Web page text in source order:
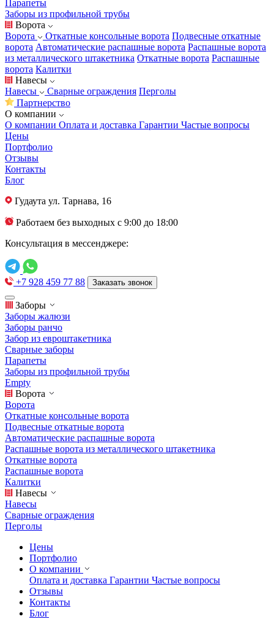
Парапеты
Заборы из профильной трубы
Ворота
Ворота
Откатные консольные ворота Подвесные откатные
ворота Автоматические распашные ворота Распашные ворота
из металлического штакетника Откатные ворота Распашные
ворота Калитки
Навесы
Навесы
Сварные ограждения Перголы
Партнерство
О компании
О компании Оплата и доставка Гарантии Частые вопросы
Цены
Портфолио
Отзывы
Контакты
Блог
Гудаута ул. Тарнава, 16
Работаем без выходных с 9:00 до 18:00
Консультация в мессенджере:
+7 928 459 77 88 Заказать звонок
Заборы
Заборы жалюзи
Заборы ранчо
Забор из евроштакетника
Сварные заборы
Парапеты
Заборы из профильной трубы
Empty
Ворота
Ворота
Откатные консольные ворота
Подвесные откатные ворота
Автоматические распашные ворота
Распашные ворота из металлического штакетника
Откатные ворота
Распашные ворота
Калитки
Навесы
Навесы
Сварные ограждения
Перголы
Цены
Портфолио
О компании
Оплата и доставка Гарантии Частые вопросы
Отзывы
Контакты
Блог